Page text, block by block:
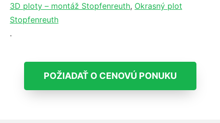
3D ploty – montáž Stopfenreuth, Okrasný plot
Stopfenreuth
.
POŽIADAŤ O CENOVÚ PONUKU